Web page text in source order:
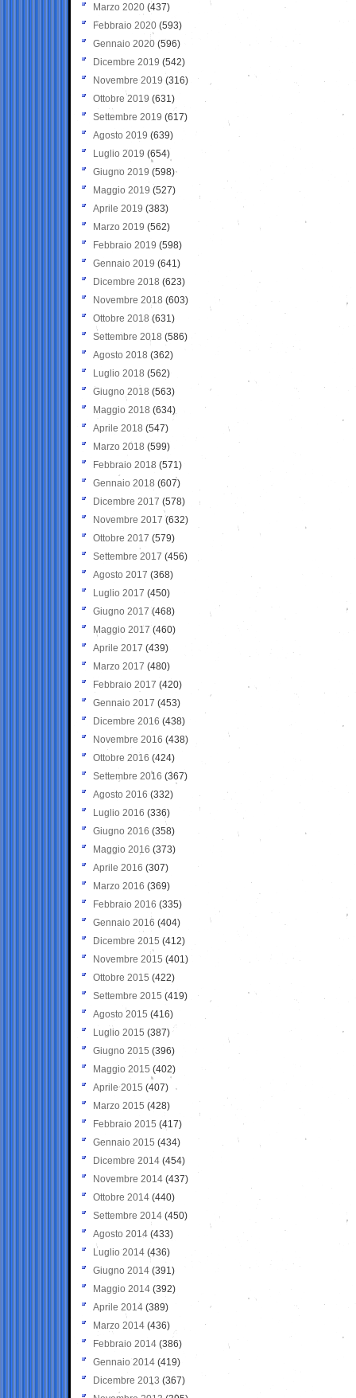
Marzo 2020 (437)
Febbraio 2020 (593)
Gennaio 2020 (596)
Dicembre 2019 (542)
Novembre 2019 (316)
Ottobre 2019 (631)
Settembre 2019 (617)
Agosto 2019 (639)
Luglio 2019 (654)
Giugno 2019 (598)
Maggio 2019 (527)
Aprile 2019 (383)
Marzo 2019 (562)
Febbraio 2019 (598)
Gennaio 2019 (641)
Dicembre 2018 (623)
Novembre 2018 (603)
Ottobre 2018 (631)
Settembre 2018 (586)
Agosto 2018 (362)
Luglio 2018 (562)
Giugno 2018 (563)
Maggio 2018 (634)
Aprile 2018 (547)
Marzo 2018 (599)
Febbraio 2018 (571)
Gennaio 2018 (607)
Dicembre 2017 (578)
Novembre 2017 (632)
Ottobre 2017 (579)
Settembre 2017 (456)
Agosto 2017 (368)
Luglio 2017 (450)
Giugno 2017 (468)
Maggio 2017 (460)
Aprile 2017 (439)
Marzo 2017 (480)
Febbraio 2017 (420)
Gennaio 2017 (453)
Dicembre 2016 (438)
Novembre 2016 (438)
Ottobre 2016 (424)
Settembre 2016 (367)
Agosto 2016 (332)
Luglio 2016 (336)
Giugno 2016 (358)
Maggio 2016 (373)
Aprile 2016 (307)
Marzo 2016 (369)
Febbraio 2016 (335)
Gennaio 2016 (404)
Dicembre 2015 (412)
Novembre 2015 (401)
Ottobre 2015 (422)
Settembre 2015 (419)
Agosto 2015 (416)
Luglio 2015 (387)
Giugno 2015 (396)
Maggio 2015 (402)
Aprile 2015 (407)
Marzo 2015 (428)
Febbraio 2015 (417)
Gennaio 2015 (434)
Dicembre 2014 (454)
Novembre 2014 (437)
Ottobre 2014 (440)
Settembre 2014 (450)
Agosto 2014 (433)
Luglio 2014 (436)
Giugno 2014 (391)
Maggio 2014 (392)
Aprile 2014 (389)
Marzo 2014 (436)
Febbraio 2014 (386)
Gennaio 2014 (419)
Dicembre 2013 (367)